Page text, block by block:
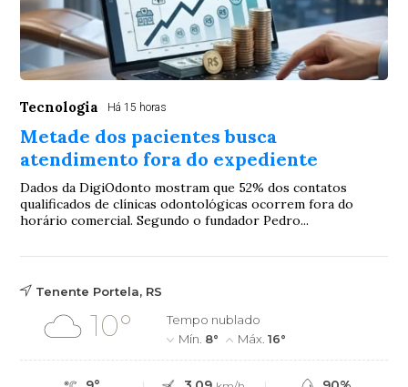
Tecnologia Há 15 horas
Metade dos pacientes busca
atendimento fora do expediente
Dados da DigiOdonto mostram que 52% dos contatos
qualificados de clínicas odontológicas ocorrem fora do
horário comercial. Segundo o fundador Pedro...
Tenente Portela, RS
10°
Tempo nublado
Mín. 8° Máx.16°